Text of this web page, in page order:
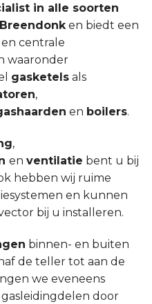
in alle soorten
Breendonken biedt een
centrale
waaronder
gasketels als
,
en boilers.
,
en ventilatie bent u bij
hebben wij ruime
en kunnen
bij u installeren.
binnen- en buiten
de teller tot aan de
we eveneens
door